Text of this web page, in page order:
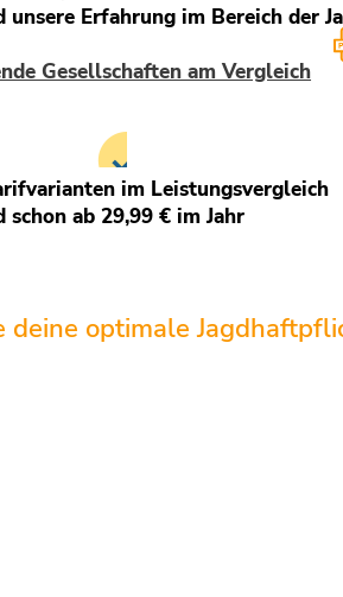
unsere Erfahrung im Bereich der
Gesellschaften am Vergleich
im Leistungsvergleich
schon ab 29,99 € im Jahr
deine optimale